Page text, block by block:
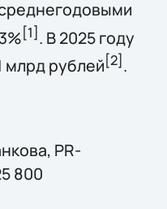
[1] . В 2025 году
млрд рублей[2] .
PR-
800